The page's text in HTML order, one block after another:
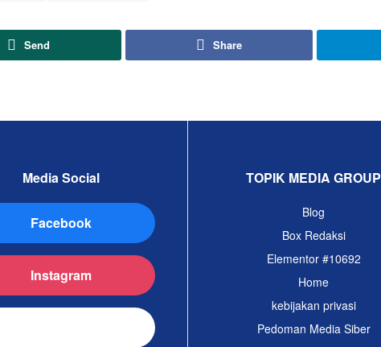
Send Share
Media Social
Facebook
Instagram
TOPIK MEDIA GROUP
Blog
Box Redaksi
Elementor #10692
Home
kebijakan privasi
Pedoman Media Siber